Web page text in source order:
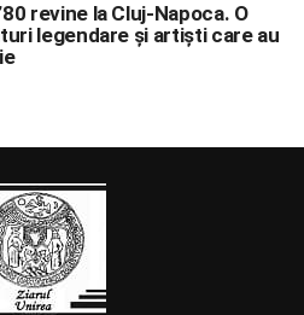
revine la Cluj-Napoca. O
legendare și artiști care au